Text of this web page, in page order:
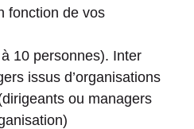
fonction de vos
10 personnes). Inter
issus d’organisations
ou managers